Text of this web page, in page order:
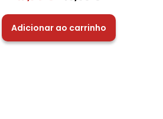
Adicionar ao carrinho